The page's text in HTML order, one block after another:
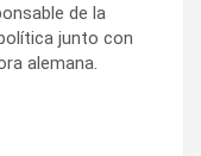
de la
junto con
alemana.